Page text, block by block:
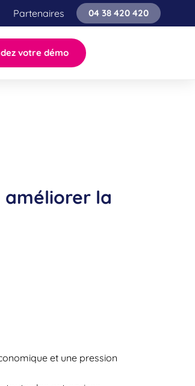
Partenaires 04 38 420 420
votre démo
améliorer la
et une pression